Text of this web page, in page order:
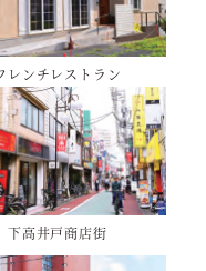
レンチレストラン
下高井戸商店街